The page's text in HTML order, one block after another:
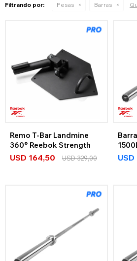
Filtrando por: Pesas Barras
Remo T-Bar Landmine
360° Reebok Strength
USD 164,50 USD329,00 USD